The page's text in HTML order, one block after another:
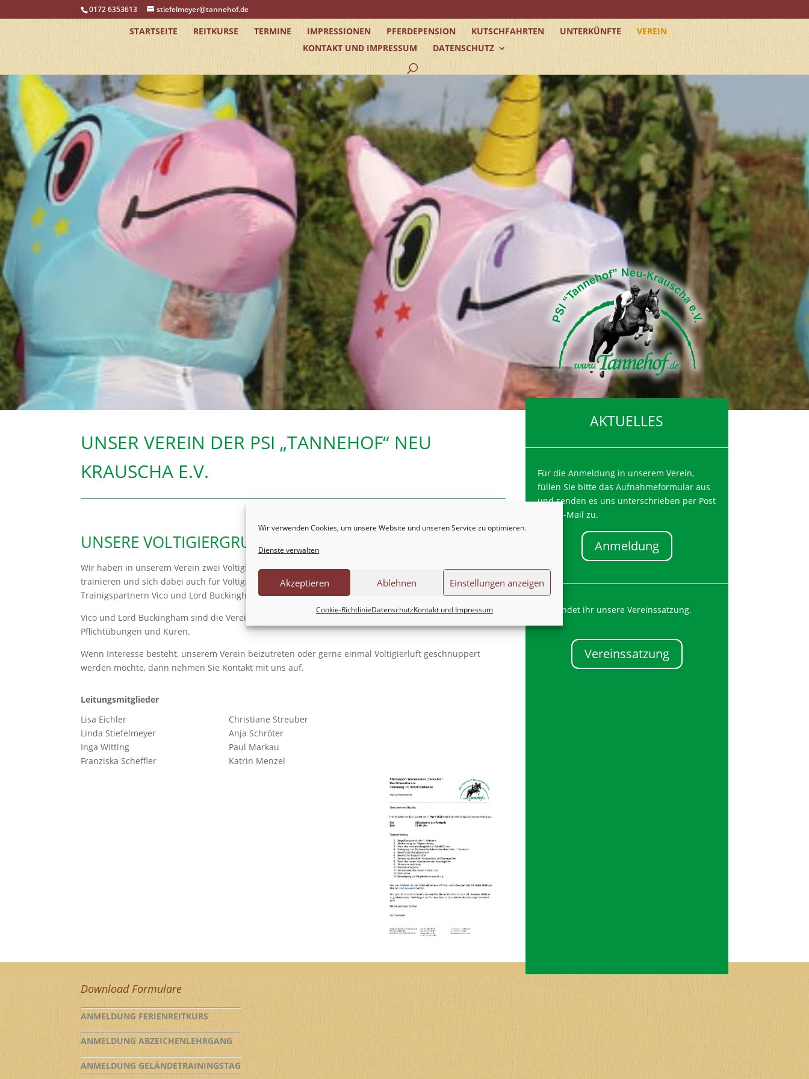
Wir verwenden Cookies, um unsere Website und unseren Service zu optimieren.
Dienste verwalten
Akzeptieren Ablehnen Einstellungen anzeigen
Cookie-RichtlinieDatenschutzKontakt und Impressum
0172 6353613 stiefelmeyer@tannehof.de
STARTSEITE REITKURSE TERMINE IMPRESSIONEN PFERDEPENSION KUTSCHFAHRTEN UNTERKÜNFTE
VEREIN
KONTAKT UND IMPRESSUM
DATENSCHUTZ
UNSER VEREIN DER PSI „TANNEHOF“ NEU
KRAUSCHA E.V.
UNSERE VOLTIGIERGRUPPEN
Wir haben in unserem Verein zwei Voltigiergruppen, welche an zwei Tagen in der Woche fleißig
trainieren und sich dabei auch für Voltigierturniere vorbereiten. Das alles läuft mit dem
Trainigspartnern Vico und Lord Buckingham ab.
Vico und Lord Buckingham sind die Vereinspferde und unterstützen unsere Voltigierer in allen
Pflichtübungen und Küren.
Wenn Interesse besteht, unserem Verein beizutreten oder gerne einmal Voltigierluft geschnuppert
werden möchte, dann nehmen Sie Kontakt mit uns auf.
Leitungsmitglieder
Lisa Eichler
Linda Stiefelmeyer
Inga Witting
Franziska Scheffler
Christiane Streuber
Anja Schröter
Paul Markau
Katrin Menzel
AKTUELLES
Für die Anmeldung in unserem Verein,
füllen Sie bitte das Aufnahmeformular aus
und senden es uns unterschrieben per Post
oder E-Mail zu.
Anmeldung
Hier findet ihr unsere Vereinssatzung.
Vereinssatzung
Download Formulare
ANMELDUNG FERIENREITKURS
ANMELDUNG ABZEICHENLEHRGANG
ANMELDUNG GELÄNDETRAININGSTAG